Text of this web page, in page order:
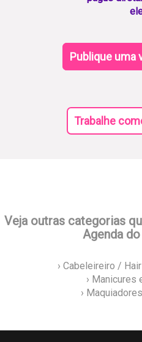
Publique uma
Trabalhe
Veja outras categorias
Agenda
› Cabeleireiro /
› Manicures
›